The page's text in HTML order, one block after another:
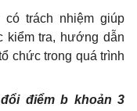
trách nhiệm giúp
kiểm tra, hướng dẫn
chức trong quá trình
điểm b khoản 3